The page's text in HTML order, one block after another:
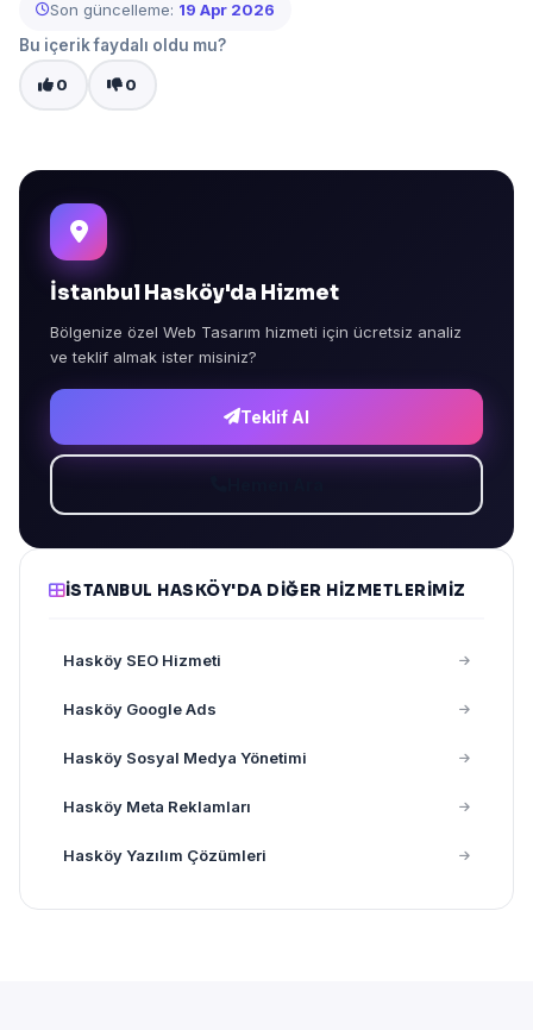
Son güncelleme: 19 Apr 2026
Bu içerik faydalı oldu mu?
0 0
İstanbul Hasköy'da Hizmet
Bölgenize özel Web Tasarım hizmeti için ücretsiz analiz
ve teklif almak ister misiniz?
Teklif Al
İSTANBUL HASKÖY'DA DIĞER HIZMETLERIMIZ
Hasköy SEO Hizmeti
Hasköy Google Ads
Hasköy Sosyal Medya Yönetimi
Hasköy Meta Reklamları
Hasköy Yazılım Çözümleri